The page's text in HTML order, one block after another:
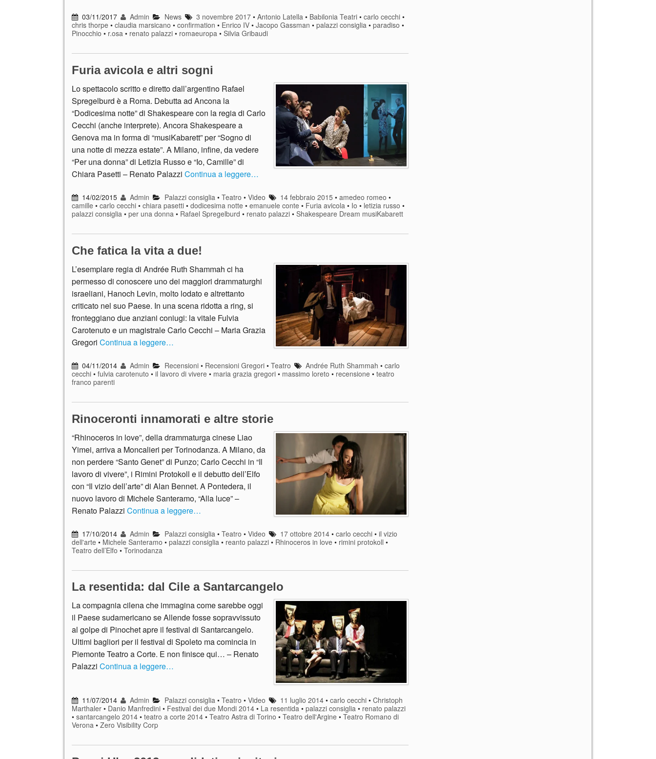
03/11/2017 Admin News 3 novembre 2017• Antonio Latella• Babilonia Teatri• carlo cecchi•
chris thorpe • claudia marsicano • confirmation • Enrico IV • Jacopo Gassman • palazzi consiglia • paradiso •
Pinocchio • r.osa • renato palazzi • romaeuropa • Silvia Gribaudi
Furia avicola e altri sogni
Lo spettacolo scritto e diretto dall’argentino Rafael
Spregelburd è a Roma. Debutta ad Ancona la
“Dodicesima notte” di Shakespeare con la regia di Carlo
Cecchi (anche interprete). Ancora Shakespeare a
Genova ma in forma di “musiKabarett” per “Sogno di
una notte di mezza estate”. A Milano, infine, da vedere
“Per una donna” di Letizia Russo e “Io, Camille” di
Chiara Pasetti – Renato Palazzi Continua a leggere…
14/02/2015 Admin Palazzi consiglia• Teatro • Video 14 febbraio 2015 • amedeo romeo •
camille • carlo cecchi • chiara pasetti • dodicesima notte • emanuele conte • Furia avicola • Io • letizia russo •
palazzi consiglia • per una donna • Rafael Spregelburd • renato palazzi • Shakespeare Dream musiKabarett
Che fatica la vita a due!
L’esemplare regia di Andrée Ruth Shammah ci ha
permesso di conoscere uno dei maggiori drammaturghi
israeliani, Hanoch Levin, molto lodato e altrettanto
criticato nel suo Paese. In una scena ridotta a ring, si
fronteggiano due anziani coniugi: la vitale Fulvia
Carotenuto e un magistrale Carlo Cecchi – Maria Grazia
Gregori Continua a leggere…
04/11/2014 Admin Recensioni• Recensioni Gregori• Teatro Andrée Ruth Shammah • carlo
cecchi • fulvia carotenuto • il lavoro di vivere • maria grazia gregori • massimo loreto • recensione • teatro
franco parenti
Rinoceronti innamorati e altre storie
“Rhinoceros in love”, della drammaturga cinese Liao
Yimei, arriva a Moncalieri per Torinodanza. A Milano, da
non perdere “Santo Genet” di Punzo; Carlo Cecchi in “Il
lavoro di vivere”, i Rimini Protokoll e il debutto dell’Elfo
con “Il vizio dell’arte” di Alan Bennet. A Pontedera, il
nuovo lavoro di Michele Santeramo, “Alla luce” –
Renato Palazzi Continua a leggere…
17/10/2014 Admin Palazzi consiglia • Teatro • Video 17 ottobre 2014• carlo cecchi• il vizio
dell'arte • Michele Santeramo • palazzi consiglia • reanto palazzi • Rhinoceros in love • rimini protokoll •
Teatro dell’Elfo • Torinodanza
La resentida: dal Cile a Santarcangelo
La compagnia cilena che immagina come sarebbe oggi
il Paese sudamericano se Allende fosse sopravvissuto
al golpe di Pinochet apre il festival di Santarcangelo.
Ultimi bagliori per il festival di Spoleto ma comincia in
Piemonte Teatro a Corte. E non finisce qui… – Renato
Palazzi Continua a leggere…
11/07/2014 Admin Palazzi consiglia • Teatro • Video 11 luglio 2014• carlo cecchi• Christoph
Marthaler • Danio Manfredini • Festival dei due Mondi 2014 • La resentida • palazzi consiglia • renato palazzi
• santarcangelo 2014 • teatro a corte 2014 • Teatro Astra di Torino • Teatro dell'Argine • Teatro Romano di
Verona • Zero Visibility Corp